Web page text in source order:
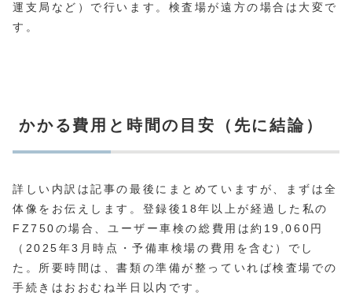
運支局など）で行います。検査場が遠方の場合は大変で
す。
かかる費用と時間の目安（先に結論）
詳しい内訳は記事の最後にまとめていますが、まずは全
体像をお伝えします。登録後18年以上が経過した私の
FZ750の場合、ユーザー車検の総費用は約19,060円
（2025年3月時点・予備車検場の費用を含む）でし
た。所要時間は、書類の準備が整っていれば検査場での
手続きはおおむね半日以内です。